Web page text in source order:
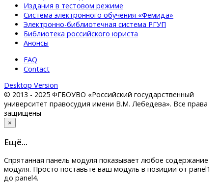
Издания в тестовом режиме
Система электронного обучения «Фемида»
Электронно-библиотечная система РГУП
Библиотека российского юриста
Анонсы
FAQ
Contact
Desktop Version
© 2013 - 2025 ФГБОУВО «Российский государственный
университет правосудия имени В.М. Лебедева». Все права
защищены
×
Eщё...
Спрятанная панель модуля показывает любое содержание
модуля. Просто поставьте ваш модуль в позиции от panel1
до panel4.